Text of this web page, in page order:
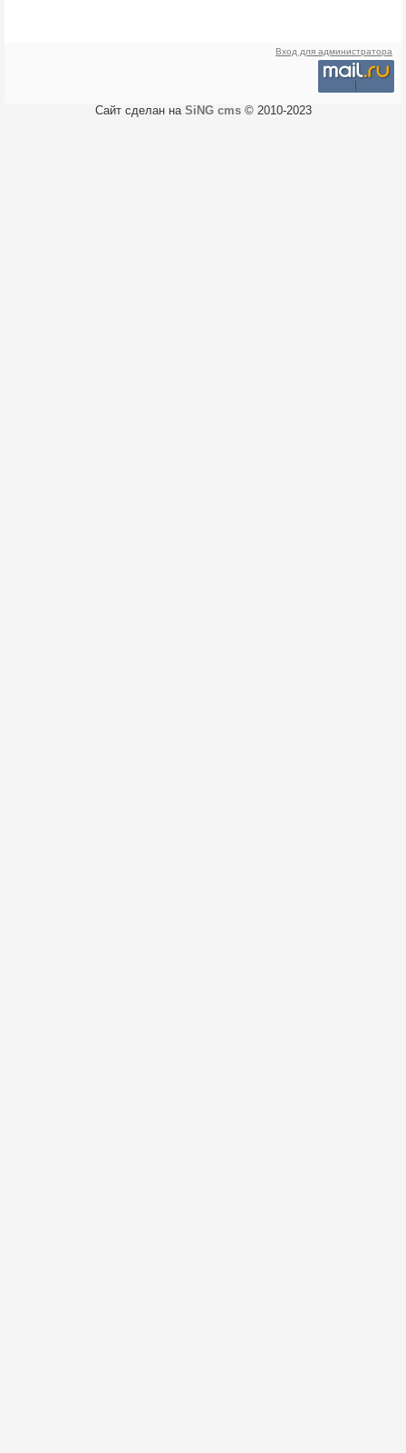
Вход для администратора
Сайт сделан на SiNG cms© 2010-2023